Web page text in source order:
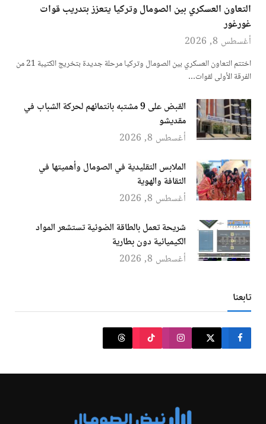
التعاون العسكري بين الصومال وتركيا يتعزز بتدريب قوات
غورغور
أغسطس 8, 2026
اختتم التعاون العسكري بين الصومال وتركيا مرحلة جديدة بتخريج الكتيبة 21 من
الفرقة الأولى لقوات…
القبض على 9 مشتبه بانتمائهم لحركة الشباب في
مقديشو
أغسطس 8, 2026
الملابس التقليدية في الصومال وأهميتها في
الثقافة والهوية
أغسطس 8, 2026
شريحة تعمل بالطاقة الضوئية تستشعر المواد
الكيميائية دون بطارية
أغسطس 8, 2026
تابعنا